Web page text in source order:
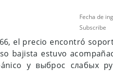
Fecha de
Subscribe
el precio encontró
bajista estuvo
y выброс слабых